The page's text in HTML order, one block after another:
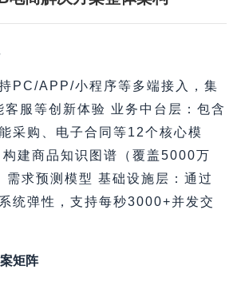
PC/APP/小程序等多端接入，集
客服等创新体验 业务中台层：包含
采购、电子合同等12个核心模
建商品知识图谱（覆盖5000万
需求预测模型 基础设施层：通过
统弹性，支持每秒3000+并发交
矩阵